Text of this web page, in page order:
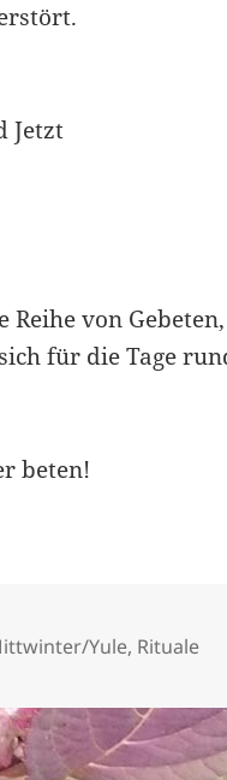
Jetzt
von
für die Tage
beten!
Yule, Rituale